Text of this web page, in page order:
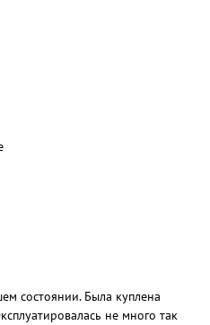
состоянии. Была куплена
не много так